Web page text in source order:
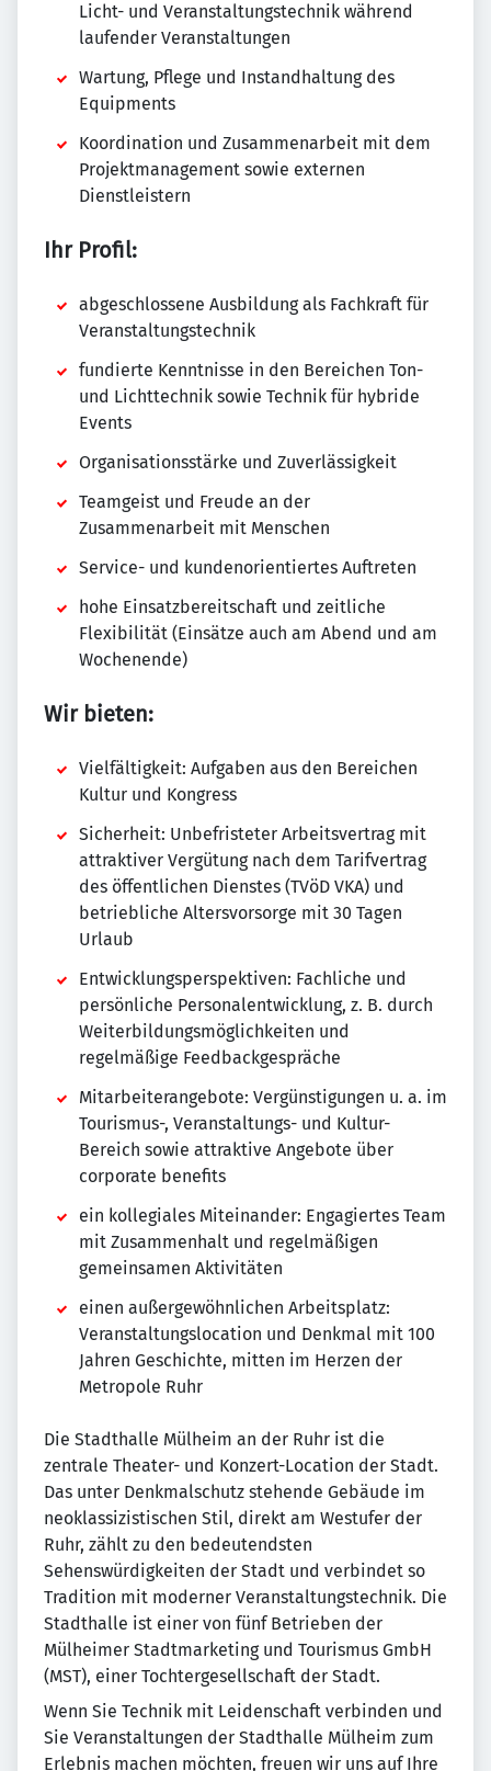
Licht- und Veranstaltungstechnik während
laufender Veranstaltungen
Wartung, Pflege und Instandhaltung des
Equipments
Koordination und Zusammenarbeit mit dem
Projektmanagement sowie externen
Dienstleistern
Ihr Profil:
abgeschlossene Ausbildung als Fachkraft für
Veranstaltungstechnik
fundierte Kenntnisse in den Bereichen Ton-
und Lichttechnik sowie Technik für hybride
Events
Organisationsstärke und Zuverlässigkeit
Teamgeist und Freude an der
Zusammenarbeit mit Menschen
Service- und kundenorientiertes Auftreten
hohe Einsatzbereitschaft und zeitliche
Flexibilität (Einsätze auch am Abend und am
Wochenende)
Wir bieten:
Vielfältigkeit: Aufgaben aus den Bereichen
Kultur und Kongress
Sicherheit: Unbefristeter Arbeitsvertrag mit
attraktiver Vergütung nach dem Tarifvertrag
des öffentlichen Dienstes (TVöD VKA) und
betriebliche Altersvorsorge mit 30 Tagen
Urlaub
Entwicklungsperspektiven: Fachliche und
persönliche Personalentwicklung, z. B. durch
Weiterbildungsmöglichkeiten und
regelmäßige Feedbackgespräche
Mitarbeiterangebote: Vergünstigungen u. a. im
Tourismus-, Veranstaltungs- und Kultur-
Bereich sowie attraktive Angebote über
corporate benefits
ein kollegiales Miteinander: Engagiertes Team
mit Zusammenhalt und regelmäßigen
gemeinsamen Aktivitäten
einen außergewöhnlichen Arbeitsplatz:
Veranstaltungslocation und Denkmal mit 100
Jahren Geschichte, mitten im Herzen der
Metropole Ruhr
Die Stadthalle Mülheim an der Ruhr ist die
zentrale Theater- und Konzert-Location der Stadt.
Das unter Denkmalschutz stehende Gebäude im
neoklassizistischen Stil, direkt am Westufer der
Ruhr, zählt zu den bedeutendsten
Sehenswürdigkeiten der Stadt und verbindet so
Tradition mit moderner Veranstaltungstechnik. Die
Stadthalle ist einer von fünf Betrieben der
Mülheimer Stadtmarketing und Tourismus GmbH
(MST), einer Tochtergesellschaft der Stadt.
Wenn Sie Technik mit Leidenschaft verbinden und
Sie Veranstaltungen der Stadthalle Mülheim zum
Erlebnis machen möchten, freuen wir uns auf Ihre